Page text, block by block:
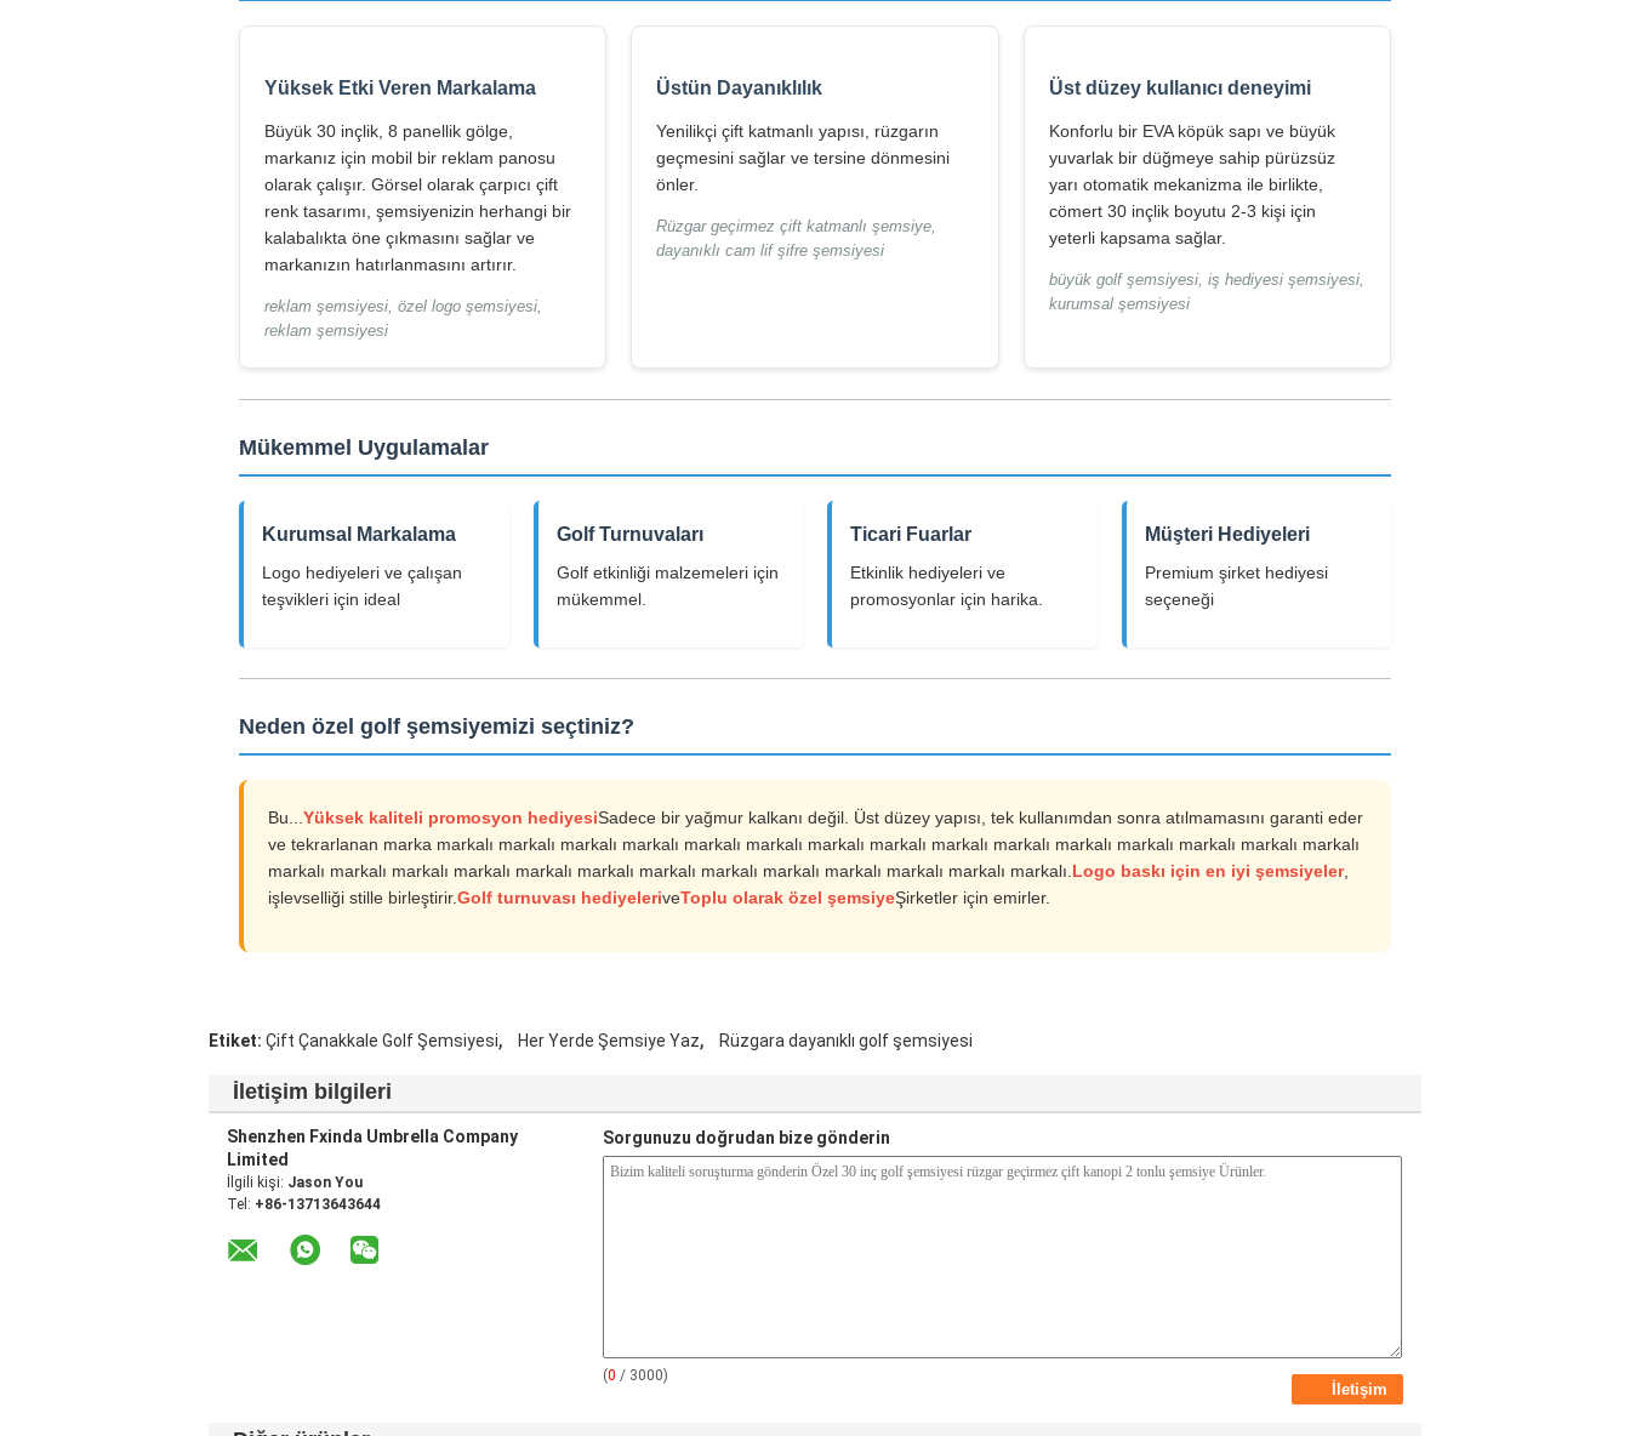
Yüksek Etki Veren Markalama
Büyük 30 inçlik, 8 panellik gölge,
markanız için mobil bir reklam panosu
olarak çalışır. Görsel olarak çarpıcı çift
renk tasarımı, şemsiyenizin herhangi bir
kalabalıkta öne çıkmasını sağlar ve
markanızın hatırlanmasını artırır.
reklam şemsiyesi, özel logo şemsiyesi,
reklam şemsiyesi
Üstün Dayanıklılık
Yenilikçi çift katmanlı yapısı, rüzgarın
geçmesini sağlar ve tersine dönmesini
önler.
Rüzgar geçirmez çift katmanlı şemsiye,
dayanıklı cam lif şifre şemsiyesi
Üst düzey kullanıcı deneyimi
Konforlu bir EVA köpük sapı ve büyük
yuvarlak bir düğmeye sahip pürüzsüz
yarı otomatik mekanizma ile birlikte,
cömert 30 inçlik boyutu 2-3 kişi için
yeterli kapsama sağlar.
büyük golf şemsiyesi, iş hediyesi şemsiyesi,
kurumsal şemsiyesi
Mükemmel Uygulamalar
Kurumsal Markalama
Logo hediyeleri ve çalışan
teşvikleri için ideal
Golf Turnuvaları
Golf etkinliği malzemeleri için
mükemmel.
Ticari Fuarlar
Etkinlik hediyeleri ve
promosyonlar için harika.
Müşteri Hediyeleri
Premium şirket hediyesi
seçeneği
Neden özel golf şemsiyemizi seçtiniz?
Bu... Yüksek kaliteli promosyon hediyesiSadece bir yağmur kalkanı değil. Üst düzey yapısı, tek kullanımdan sonra atılmamasını garanti eder
ve tekrarlanan marka markalı markalı markalı markalı markalı markalı markalı markalı markalı markalı markalı markalı markalı markalı markalı
markalı markalı markalı markalı markalı markalı markalı markalı markalı markalı markalı markalı markalı. Logo baskı için en iyi şemsiyeler,
işlevselliği stille birleştirir.Golf turnuvası hediyeleriveToplu olarak özel şemsiyeŞirketler için emirler.
Etiket: Çift Çanakkale Golf Şemsiyesi, Her Yerde Şemsiye Yaz, Rüzgara dayanıklı golf şemsiyesi
İletişim bilgileri
Shenzhen Fxinda Umbrella Company
Limited
İlgili kişi: Jason You
Tel: +86-13713643644
Sorgunuzu doğrudan bize gönderin
(0 / 3000)